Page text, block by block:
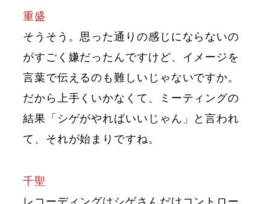
重盛
そうそう。思った通りの感じにならないの
がすごく嫌だったんですけど、イメージを
言葉で伝えるのも難しいじゃないですか。
だから上手くいかなくて、ミーティングの
結果「シゲがやればいいじゃん」と言われ
て、それが始まりですね。
千聖